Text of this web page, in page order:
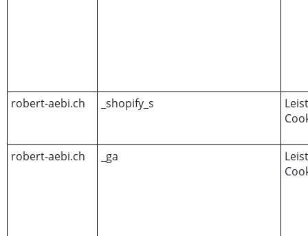
robert-aebi.ch _shopify_s
robert-aebi.ch _ga